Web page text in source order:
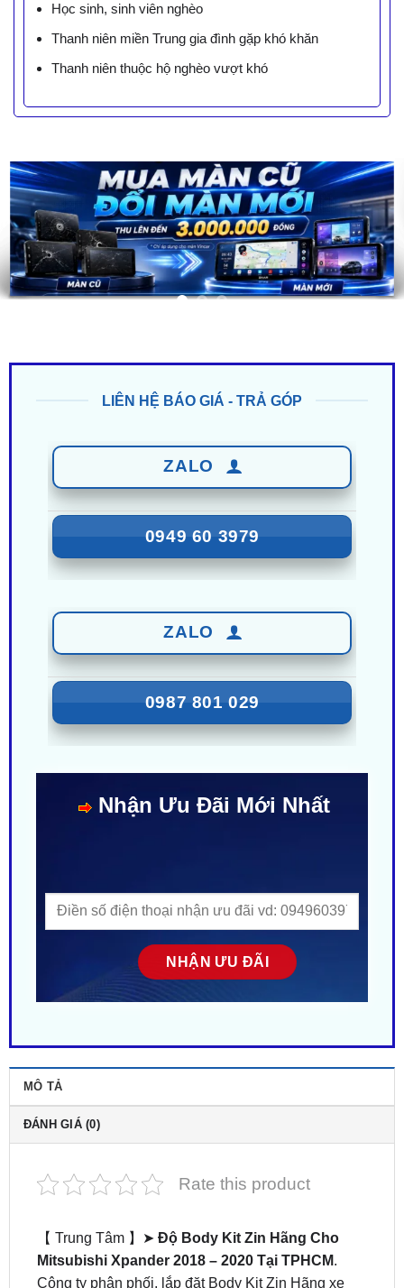
Học sinh, sinh viên nghèo
Thanh niên miền Trung gia đình gặp khó khăn
Thanh niên thuộc hộ nghèo vượt khó
0949 60 3979
0987 801 029
ĐÁNH GIÁ (0)
【 Trung Tâm 】➤Độ Body Kit Zin Hãng Cho
Công ty phân phối, lắp đặt Body Kit Zin Hãng xe
Mitsubishi tại Sài Gòn. Gắn tận nơi gần đây ở tại
HCM. Nhiều mẫu mã – Phong cách độc lạ. Giá siêu